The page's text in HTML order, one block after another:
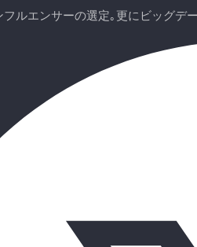
ルエンサーの選定｡更にビッグデ